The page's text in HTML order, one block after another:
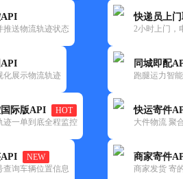
推送物流轨迹状态
化展示物流轨迹
际版API
HOT
迹一单到底全程监控
NEW
查询车辆位置信息
快递员上
2小时上门，
同城即配
跑腿运力智
快运寄件
大件物流 聚
商家寄件
商家发货 寄
快运大全 快递时效